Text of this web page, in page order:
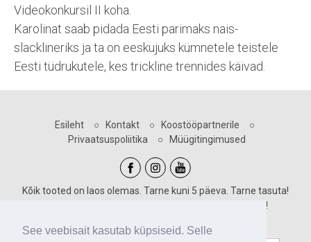
See veebisait kasutab küpsiseid. Selle
Videokonkursil II koha.
Karolinat saab pidada Eesti parimaks nais-
slacklineriks ja ta on eeskujuks kümnetele teistele
Eesti tüdrukutele, kes trickline trennides käivad.
Esileht○ Kontakt○ Koostööpartnerile ○
Privaatsuspoliitika
○ Müügitingimused
Kõik tooted on laos olemas. Tarne kuni 5 päeva. Tarne tasuta!
Sooduskoodid kehtivad vastava märgiga toodetele!
Maksevõimalused: